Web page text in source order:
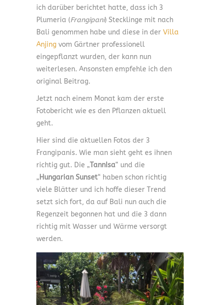
ich darüber berichtet hatte, dass ich 3
Plumeria (Frangipani) Stecklinge mit nach
Bali genommen habe und diese in der Villa
Anjing vom Gärtner professionell
eingepflanzt wurden, der kann nun
weiterlesen. Ansonsten empfehle ich den
original Beitrag.
Jetzt nach einem Monat kam der erste
Fotobericht wie es den Pflanzen aktuell
geht.
Hier sind die aktuellen Fotos der 3
Frangipanis. Wie man sieht geht es ihnen
richtig gut. Die „TannIsa“ und die
„ Hungarian Sunset“ haben schon richtig
viele Blätter und ich hoffe dieser Trend
setzt sich fort, da auf Bali nun auch die
Regenzeit begonnen hat und die 3 dann
richtig mit Wasser und Wärme versorgt
werden.